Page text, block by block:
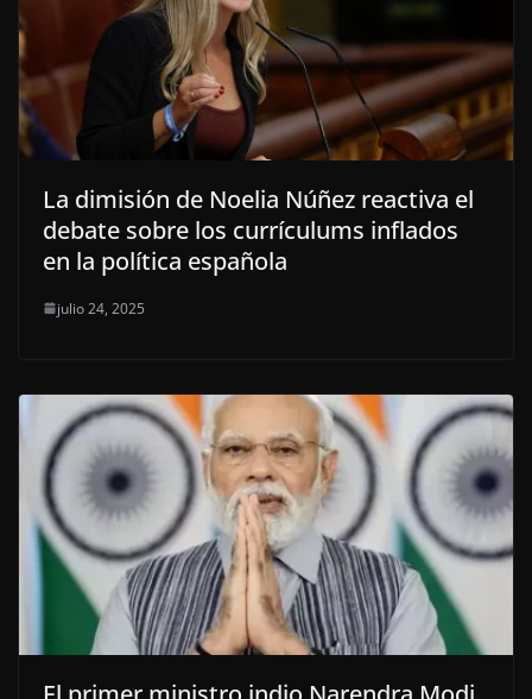
La dimisión de Noelia Núñez reactiva el
debate sobre los currículums inflados
en la política española
julio 24, 2025